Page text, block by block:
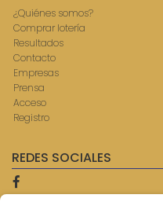
¿Quiénes somos?
Comprar lotería
Resultados
Contacto
Empresas
Prensa
Acceso
Registro
REDES SOCIALES